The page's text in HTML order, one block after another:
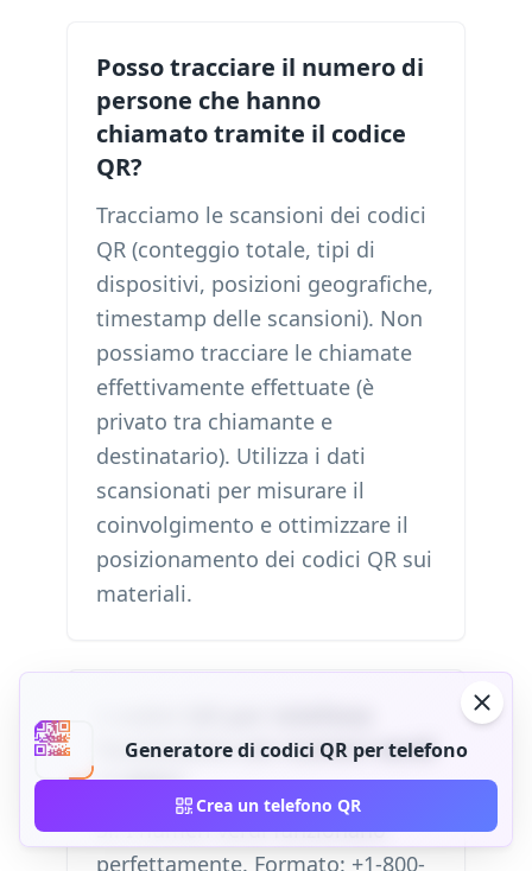
Posso tracciare il numero di
persone che hanno
chiamato tramite il codice
QR?
Tracciamo le scansioni dei codici
QR (conteggio totale, tipi di
dispositivi, posizioni geografiche,
timestamp delle scansioni). Non
possiamo tracciare le chiamate
effettivamente effettuate (è
privato tra chiamante e
destinatario). Utilizza i dati
scansionati per misurare il
coinvolgimento e ottimizzare il
posizionamento dei codici QR sui
materiali.
funzionano con numeri verdi
(1-800)?
Sì! I numeri verdi funzionano
perfettamente. Formato: +1-800-
Generatore di codici QR per telefono
Crea un telefono QR